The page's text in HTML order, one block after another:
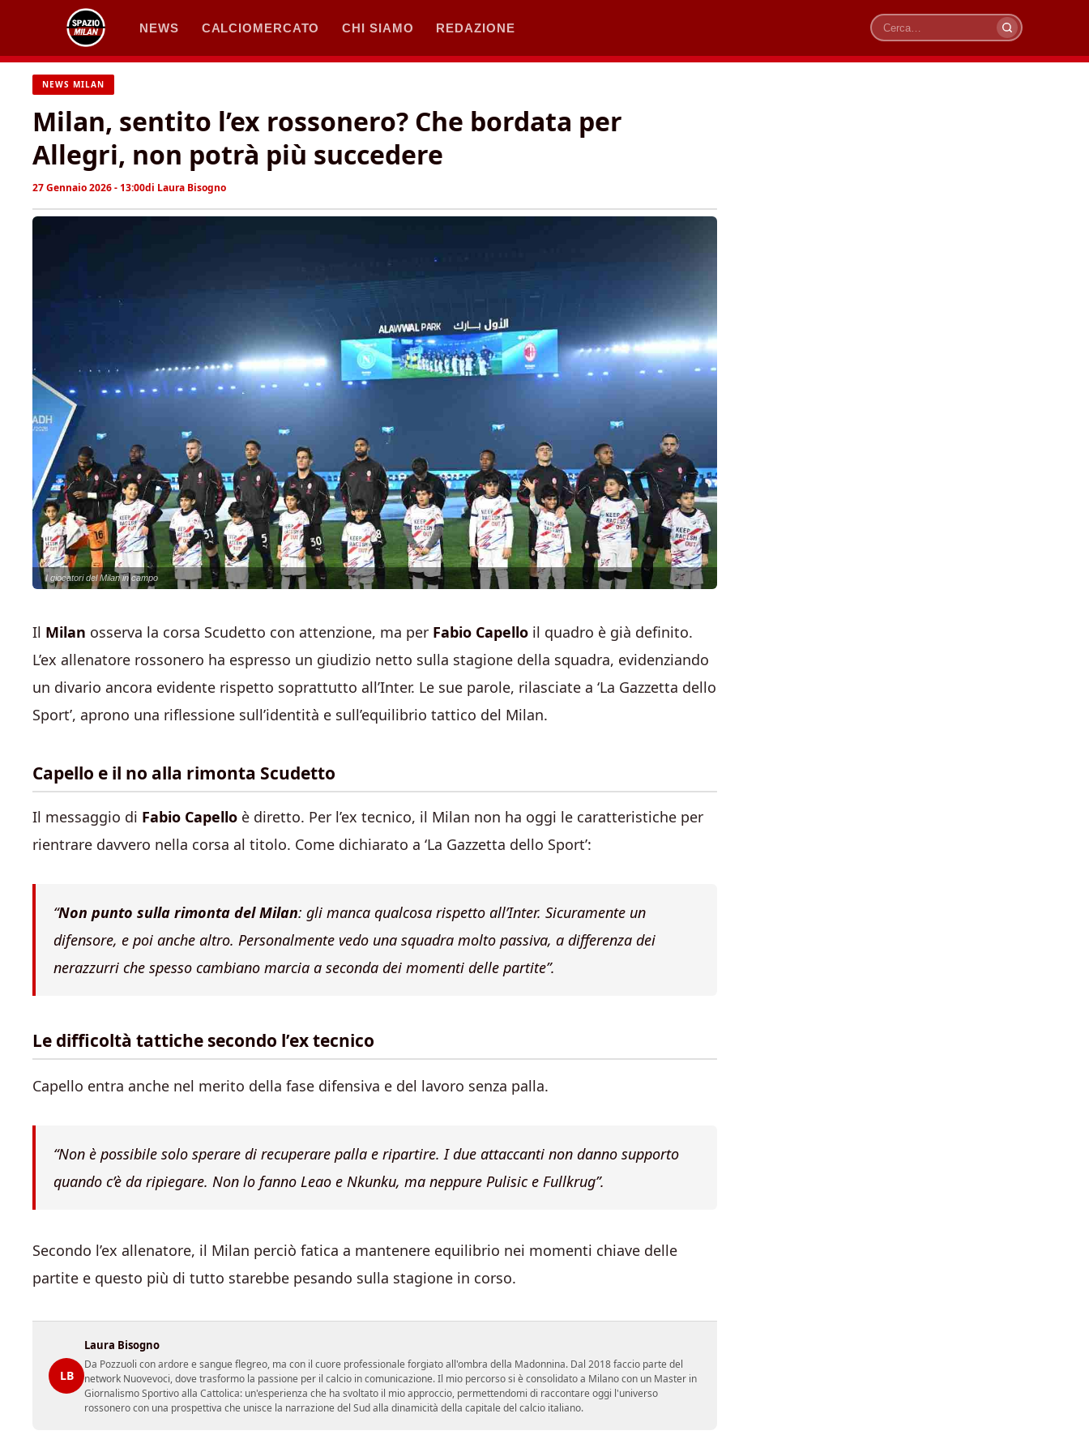
contenuto
NEWS CALCIOMERCATO CHI SIAMO REDAZIONE
Cerca
NEWS MILAN
Milan, sentito l’ex rossonero? Che bordata per
Allegri, non potrà più succedere
27 Gennaio 2026 - 13:00di Laura Bisogno
I giocatori del Milan in campo
Il Milan osserva la corsa Scudetto con attenzione, ma per Fabio Capello il quadro è già definito.
L’ex allenatore rossonero ha espresso un giudizio netto sulla stagione della squadra, evidenziando
un divario ancora evidente rispetto soprattutto all’Inter. Le sue parole, rilasciate a ‘La Gazzetta dello
Sport’, aprono una riflessione sull’identità e sull’equilibrio tattico del Milan.
Capello e il no alla rimonta Scudetto
Il messaggio di Fabio Capello è diretto. Per l’ex tecnico, il Milan non ha oggi le caratteristiche per
rientrare davvero nella corsa al titolo. Come dichiarato a ‘La Gazzetta dello Sport’:
“Non punto sulla rimonta del Milan: gli manca qualcosa rispetto all’Inter. Sicuramente un
difensore, e poi anche altro. Personalmente vedo una squadra molto passiva, a differenza dei
nerazzurri che spesso cambiano marcia a seconda dei momenti delle partite”.
Le difficoltà tattiche secondo l’ex tecnico
Capello entra anche nel merito della fase difensiva e del lavoro senza palla.
“Non è possibile solo sperare di recuperare palla e ripartire. I due attaccanti non danno supporto
quando c’è da ripiegare. Non lo fanno Leao e Nkunku, ma neppure Pulisic e Fullkrug”.
Secondo l’ex allenatore, il Milan perciò fatica a mantenere equilibrio nei momenti chiave delle
partite e questo più di tutto starebbe pesando sulla stagione in corso.
LB
Laura Bisogno
Da Pozzuoli con ardore e sangue flegreo, ma con il cuore professionale forgiato all'ombra della Madonnina. Dal 2018 faccio parte del
network Nuovevoci, dove trasformo la passione per il calcio in comunicazione. Il mio percorso si è consolidato a Milano con un Master in
Giornalismo Sportivo alla Cattolica: un'esperienza che ha svoltato il mio approccio, permettendomi di raccontare oggi l'universo
rossonero con una prospettiva che unisce la narrazione del Sud alla dinamicità della capitale del calcio italiano.